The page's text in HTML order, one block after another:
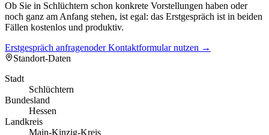
Ob Sie in Schlüchtern schon konkrete Vorstellungen haben oder
noch ganz am Anfang stehen, ist egal: das Erstgespräch ist in beiden
Fällen kostenlos und produktiv.
Erstgespräch anfragenoder Kontaktformular nutzen →
Standort-Daten
Stadt
Schlüchtern
Bundesland
Hessen
Landkreis
Main-Kinzig-Kreis